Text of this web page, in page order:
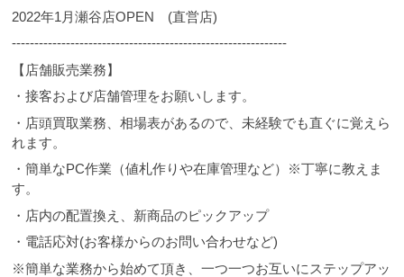
2022年1月瀬谷店OPEN (直営店)
-------------------------------------------------------------
【店舗販売業務】
・接客および店舗管理をお願いします。
・店頭買取業務、相場表があるので、未経験でも直ぐに覚えら
れます。
・簡単なPC作業（値札作りや在庫管理など）※丁寧に教えま
す。
・店内の配置換え、新商品のピックアップ
・電話応対(お客様からのお問い合わせなど)
※簡単な業務から始めて頂き、一つ一つお互いにステップアッ